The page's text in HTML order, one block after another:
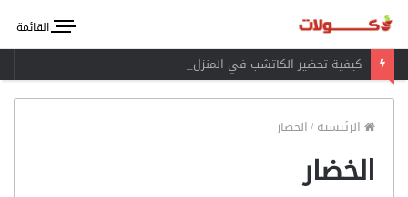
القائمة
كيفية تحضير الكاتشب في المنزل
الرئيسية/الخضار
الخضار